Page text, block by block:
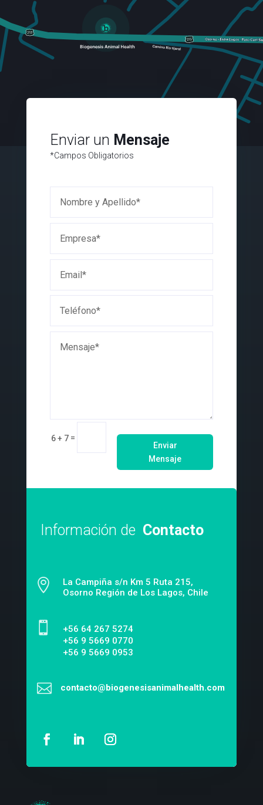
Enviar un Mensaje
*Campos Obligatorios
6 + 7 =
Enviar
Mensaje
Información de Contacto

La Campiña s/n Km 5 Ruta 215,
Osorno Región de Los Lagos, Chile

‎+56 64 267 5274
+56 9 5669 0770
+56 9 5669 0953
 contacto@biogenesisanimalhealth.com